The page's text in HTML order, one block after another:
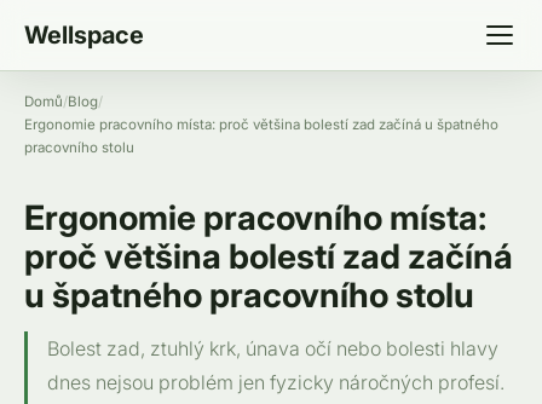
Wellspace
Domů/Blog/
Ergonomie pracovního místa: proč většina bolestí zad začíná u špatného
pracovního stolu
Ergonomie pracovního místa:
proč většina bolestí zad začíná
u špatného pracovního stolu
Bolest zad, ztuhlý krk, únava očí nebo bolesti hlavy
dnes nejsou problém jen fyzicky náročných profesí.